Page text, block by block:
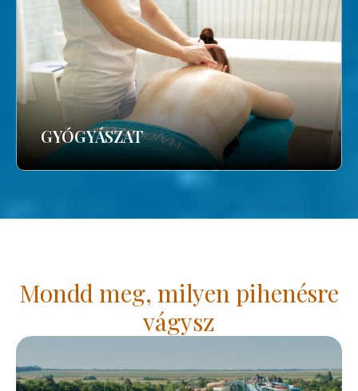
GYÓGYÁSZAT
Mondd meg, milyen pihenésre
vágysz